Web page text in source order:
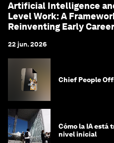
Artificial Intelligence
Level Work: A
Reinventing Early
22 jun. 2026
Chief People
Cómo la IA está
nivel inicial